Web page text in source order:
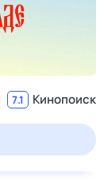
7.1 Кинопоиск